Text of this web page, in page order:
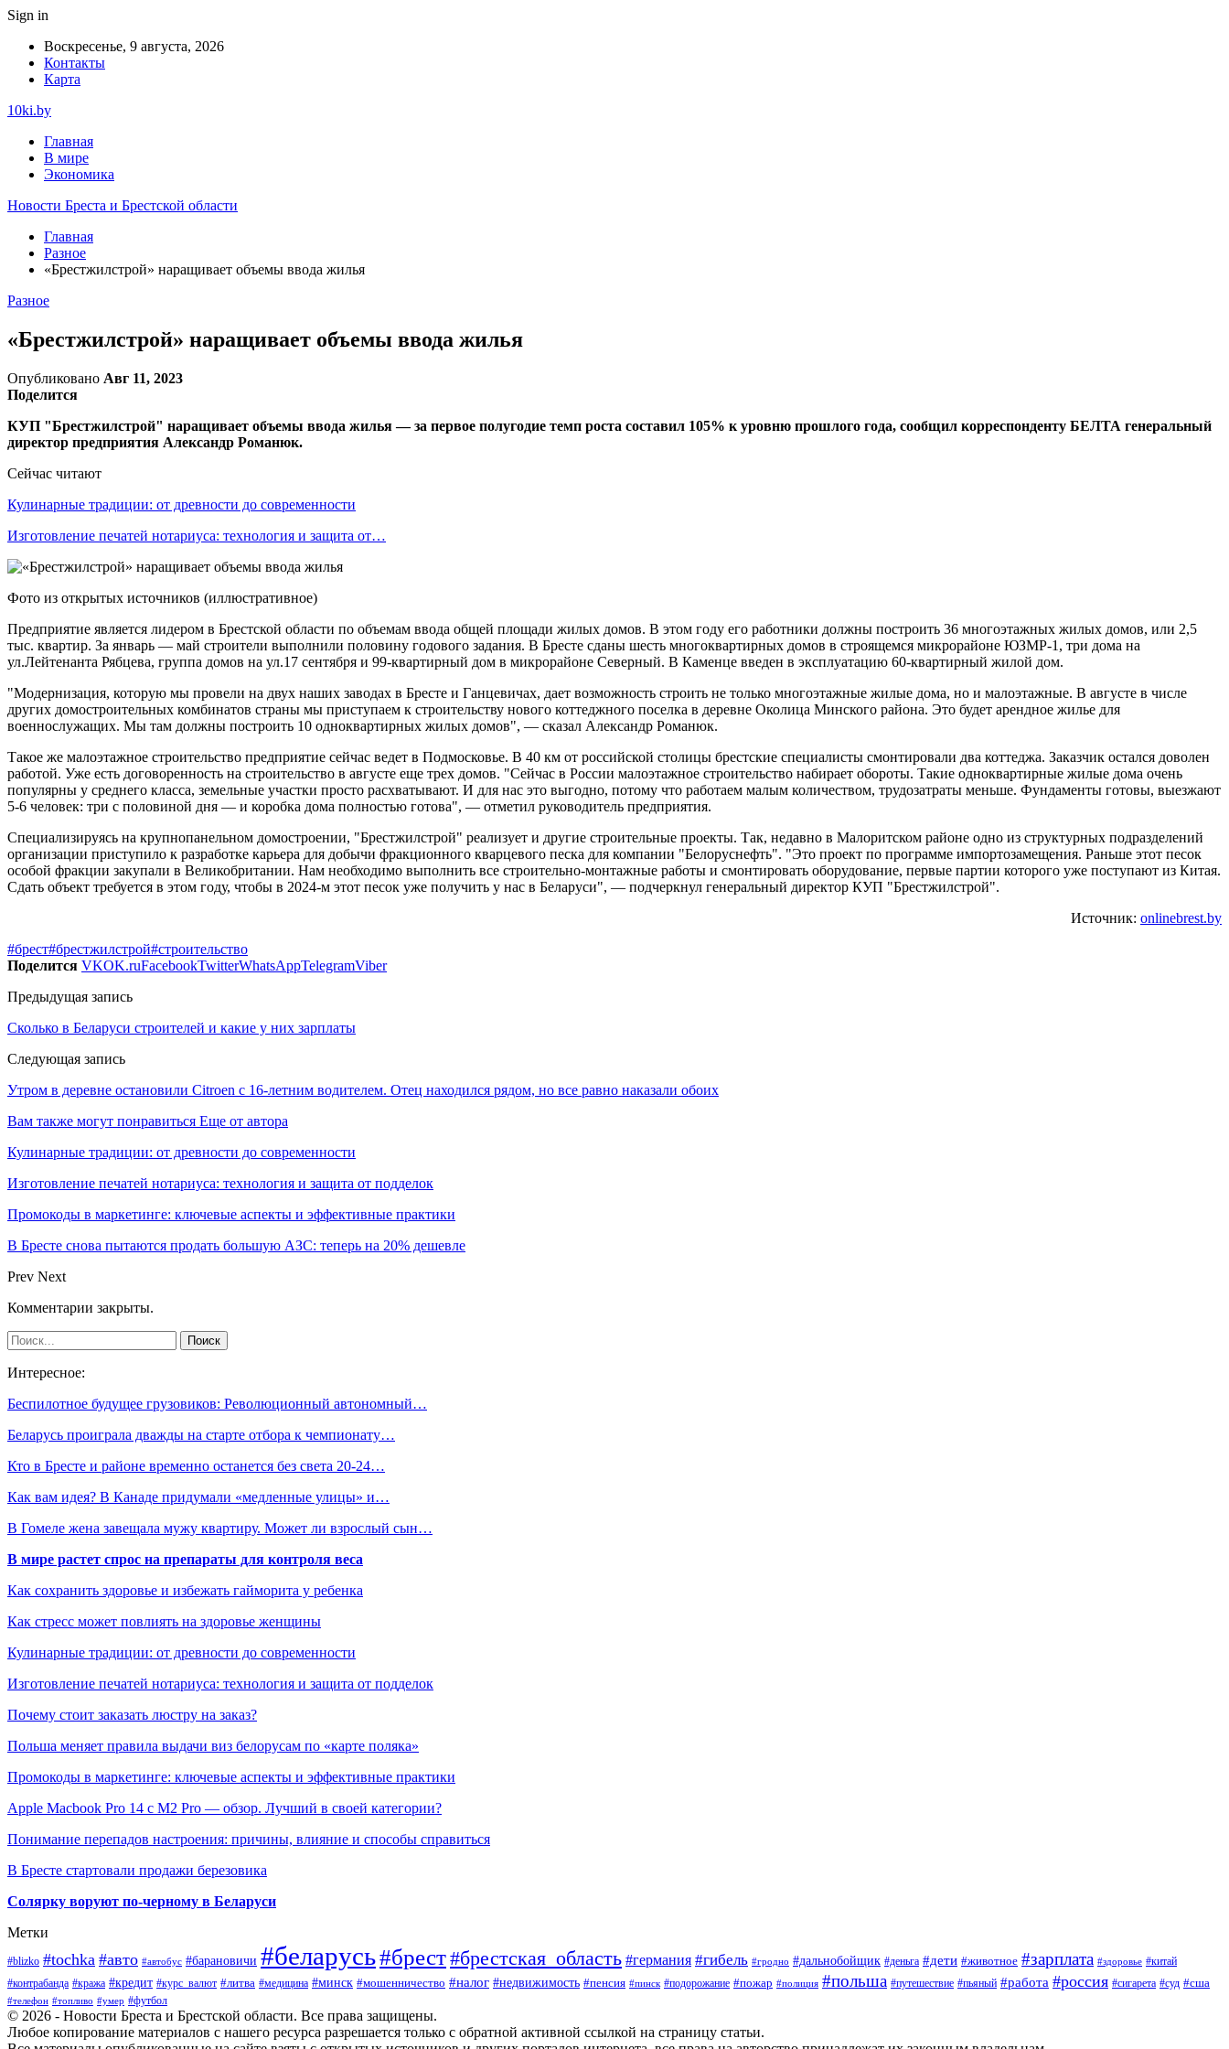
Sign in
Воскресенье, 9 августа, 2026
Контакты
Карта
10ki.by
Главная
В мире
Экономика
Новости Бреста и Брестской области
Главная
Разное
«Брестжилстрой» наращивает объемы ввода жилья
Разное
«Брестжилстрой» наращивает объемы ввода жилья
Опубликовано Авг 11, 2023
Поделится
КУП "Брестжилстрой" наращивает объемы ввода жилья — за первое полугодие темп роста составил 105% к уровню прошлого года, сообщил корреспонденту БЕЛТА генеральный
директор предприятия Александр Романюк.
Сейчас читают
Кулинарные традиции: от древности до современности
Изготовление печатей нотариуса: технология и защита от…
Фото из открытых источников (иллюстративное)
Предприятие является лидером в Брестской области по объемам ввода общей площади жилых домов. В этом году его работники должны построить 36 многоэтажных жилых домов, или 2,5
тыс. квартир. За январь — май строители выполнили половину годового задания. В Бресте сданы шесть многоквартирных домов в строящемся микрорайоне ЮЗМР-1, три дома на
ул.Лейтенанта Рябцева, группа домов на ул.17 сентября и 99-квартирный дом в микрорайоне Северный. В Каменце введен в эксплуатацию 60-квартирный жилой дом.
"Модернизация, которую мы провели на двух наших заводах в Бресте и Ганцевичах, дает возможность строить не только многоэтажные жилые дома, но и малоэтажные. В августе в числе
других домостроительных комбинатов страны мы приступаем к строительству нового коттеджного поселка в деревне Околица Минского района. Это будет арендное жилье для
военнослужащих. Мы там должны построить 10 одноквартирных жилых домов", — сказал Александр Романюк.
Такое же малоэтажное строительство предприятие сейчас ведет в Подмосковье. В 40 км от российской столицы брестские специалисты смонтировали два коттеджа. Заказчик остался доволен
работой. Уже есть договоренность на строительство в августе еще трех домов. "Сейчас в России малоэтажное строительство набирает обороты. Такие одноквартирные жилые дома очень
популярны у среднего класса, земельные участки просто расхватывают. И для нас это выгодно, потому что работаем малым количеством, трудозатраты меньше. Фундаменты готовы, выезжают
5-6 человек: три с половиной дня — и коробка дома полностью готова", — отметил руководитель предприятия.
Специализируясь на крупнопанельном домостроении, "Брестжилстрой" реализует и другие строительные проекты. Так, недавно в Малоритском районе одно из структурных подразделений
организации приступило к разработке карьера для добычи фракционного кварцевого песка для компании "Белоруснефть". "Это проект по программе импортозамещения. Раньше этот песок
особой фракции закупали в Великобритании. Нам необходимо выполнить все строительно-монтажные работы и смонтировать оборудование, первые партии которого уже поступают из Китая.
Сдать объект требуется в этом году, чтобы в 2024-м этот песок уже получить у нас в Беларуси", — подчеркнул генеральный директор КУП "Брестжилстрой".
Источник: onlinebrest.by
#брест#брестжилстрой#строительство
Поделится VKOK.ruFacebookTwitterWhatsAppTelegramViber
Предыдущая запись
Сколько в Беларуси строителей и какие у них зарплаты
Следующая запись
Утром в деревне остановили Citroen с 16-летним водителем. Отец находился рядом, но все равно наказали обоих
Вам также могут понравиться Еще от автора
Кулинарные традиции: от древности до современности
Изготовление печатей нотариуса: технология и защита от подделок
Промокоды в маркетинге: ключевые аспекты и эффективные практики
В Бресте снова пытаются продать большую АЗС: теперь на 20% дешевле
Prev Next
Комментарии закрыты.
Интересное:
Беспилотное будущее грузовиков: Революционный автономный…
Беларусь проиграла дважды на старте отбора к чемпионату…
Кто в Бресте и районе временно останется без света 20-24…
Как вам идея? В Канаде придумали «медленные улицы» и…
В Гомеле жена завещала мужу квартиру. Может ли взрослый сын…
В мире растет спрос на препараты для контроля веса
Как сохранить здоровье и избежать гайморита у ребенка
Как стресс может повлиять на здоровье женщины
Кулинарные традиции: от древности до современности
Изготовление печатей нотариуса: технология и защита от подделок
Почему стоит заказать люстру на заказ?
Польша меняет правила выдачи виз белорусам по «карте поляка»
Промокоды в маркетинге: ключевые аспекты и эффективные практики
Apple Macbook Pro 14 с M2 Pro — обзор. Лучший в своей категории?
Понимание перепадов настроения: причины, влияние и способы справиться
В Бресте стартовали продажи березовика
Солярку воруют по-черному в Беларуси
Метки
#blizko #tochka #авто #автобус #барановичи #беларусь#брест#брестская_область #германия #гибель #гродно #дальнобойщик #деньга #дети #животное #зарплата #здоровье #китай
#контрабанда #кража #кредит #курс_валют #литва #медицина #минск #мошенничество #налог #недвижимость #пенсия #пинск #подорожание #пожар #полиция #польша #путешествие #пьяный #работа #россия #сигарета #суд #сша
#телефон #топливо #умер #футбол
© 2026 - Новости Бреста и Брестской области. Все права защищены.
Любое копирование материалов с нашего ресурса разрешается только с обратной активной ссылкой на страницу статьи.